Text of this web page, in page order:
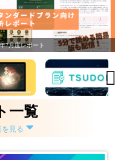
7月度レポート
一覧
見る